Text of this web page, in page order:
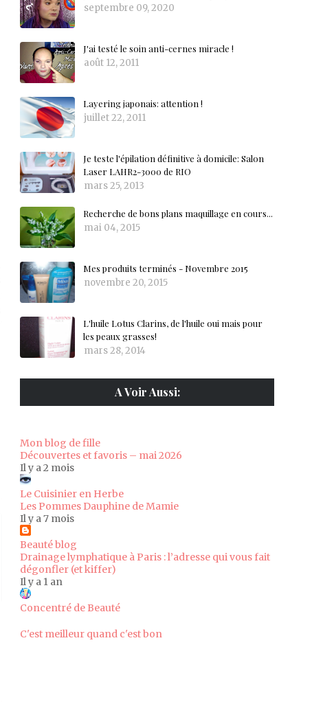
septembre 09, 2020
J'ai testé le soin anti-cernes miracle !
août 12, 2011
Layering japonais: attention !
juillet 22, 2011
Je teste l'épilation définitive à domicile: Salon
Laser LAHR2-3000 de RIO
mars 25, 2013
Recherche de bons plans maquillage en cours...
mai 04, 2015
Mes produits terminés - Novembre 2015
novembre 20, 2015
L'huile Lotus Clarins, de l'huile oui mais pour
les peaux grasses!
mars 28, 2014
A Voir Aussi:
Mon blog de fille
Découvertes et favoris – mai 2026
Il y a 2 mois
Le Cuisinier en Herbe
Les Pommes Dauphine de Mamie
Il y a 7 mois
Beauté blog
Drainage lymphatique à Paris : l’adresse qui vous fait
dégonfler (et kiffer)
Il y a 1 an
Concentré de Beauté
C'est meilleur quand c'est bon